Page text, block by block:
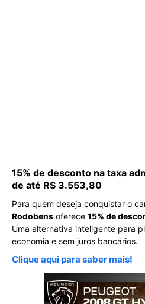
15% de desconto na taxa
de até R$ 3.553,80
Para quem deseja conquistar o
Rodobens oferece 15% de
Uma alternativa inteligente para
economia e sem juros bancários.
Clique aqui para saber mais!